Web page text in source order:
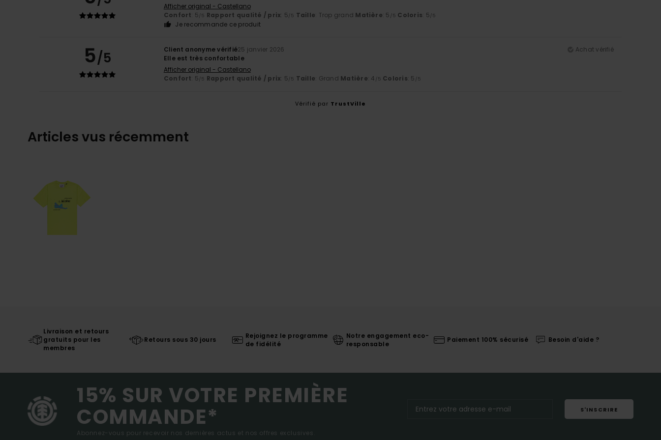
Afficher original - Castellano
Confort: 5/5 Rapport qualité / prix: 5/5 Taille: Trop grand Matière: 5 /5 Coloris: 5/5
Je recommande ce produit
5/5 Client anonyme vérifié25 janvier 2026
Achat vérifié
Elle est très confortable
Afficher original - Castellano
Confort: 5/5 Rapport qualité / prix: 5/5 Taille: Grand Matière: 4 /5 Coloris: 5 /5
Vérifié par TrustVille
Articles vus récemment
Livraison et retours
gratuits pour les
membres
Retours sous 30 jours
Rejoignez le programme
de fidélité
Notre engagement eco-
responsable
Paiement 100% sécurisé Besoin d'aide ?
15% SUR VOTRE PREMIÈRE
COMMANDE*
Abonnez-vous pour recevoir nos dernières actus et nos offres exclusives.
S'INSCRIRE